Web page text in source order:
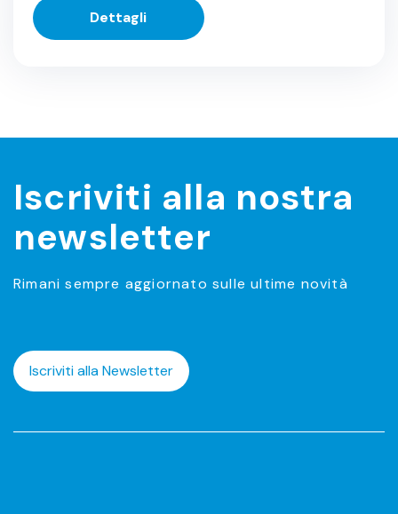
Dettagli
Iscriviti alla nostra
newsletter
Rimani sempre aggiornato sulle ultime novità
Iscriviti alla Newsletter